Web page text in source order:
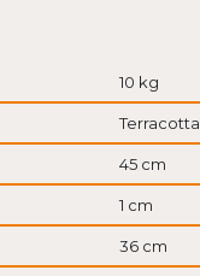
10 kg
Terracotta
45 cm
1 cm
36 cm